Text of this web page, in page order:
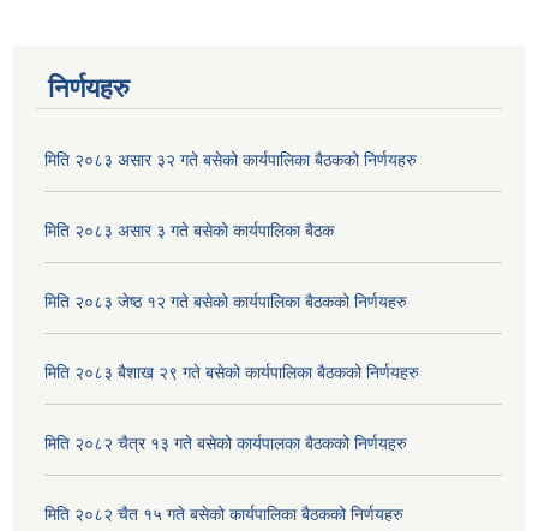
निर्णयहरु
मिति २०८३ असार ३२ गते बसेको कार्यपालिका बैठकको निर्णयहरु
मिति २०८३ असार ३ गते बसेको कार्यपालिका बैठक
मिति २०८३ जेष्ठ १२ गते बसेको कार्यपालिका बैठकको निर्णयहरु
मिति २०८३ बैशाख २९ गते बसेको कार्यपालिका बैठकको निर्णयहरु
मिति २०८२ चैत्र १३ गते बसेको कार्यपालका बैठकको निर्णयहरु
मिति २०८२ चैत १५ गते बसेको कार्यपालिका बैठकको निर्णयहरु